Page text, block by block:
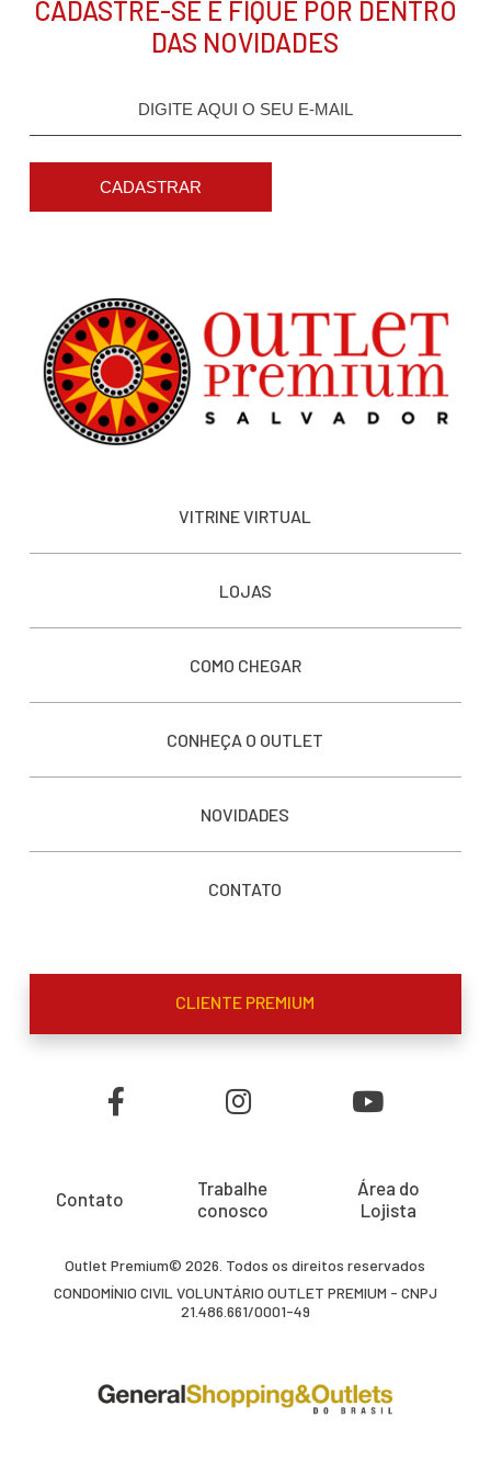
CADASTRE-SE E FIQUE POR DENTRO
DAS NOVIDADES
CADASTRAR
VITRINE VIRTUAL
LOJAS
COMO CHEGAR
CONHEÇA O OUTLET
NOVIDADES
CONTATO
CLIENTE PREMIUM
Contato
Trabalhe
conosco
Área do
Lojista
Outlet Premium© 2026. Todos os direitos reservados
CONDOMÍNIO CIVIL VOLUNTÁRIO OUTLET PREMIUM - CNPJ
21.486.661/0001-49